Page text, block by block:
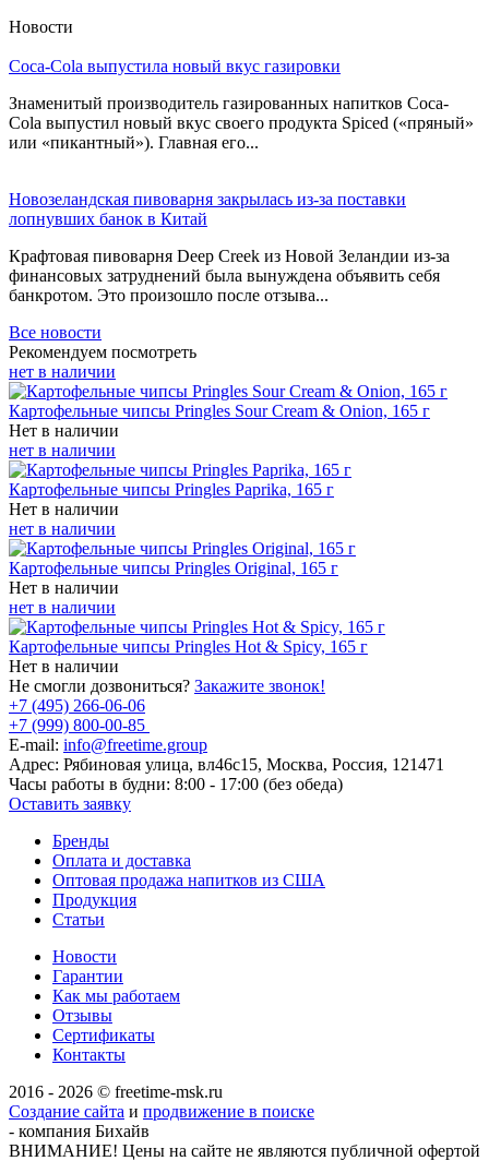
Новости
Coca-Cola выпустила новый вкус газировки
Знаменитый производитель газированных напитков Coca-
Cola выпустил новый вкус своего продукта Spiced («пряный»
или «пикантный»). Главная его...
Новозеландская пивоварня закрылась из-за поставки
лопнувших банок в Китай
Крафтовая пивоварня Deep Creek из Новой Зеландии из-за
финансовых затруднений была вынуждена объявить себя
банкротом. Это произошло после отзыва...
Все новости
Рекомендуем посмотреть
нет в наличии
Картофельные чипсы Pringles Sour Cream & Onion, 165 г
Нет в наличии
нет в наличии
Картофельные чипсы Pringles Paprika, 165 г
Нет в наличии
нет в наличии
Картофельные чипсы Pringles Original, 165 г
Нет в наличии
нет в наличии
Картофельные чипсы Pringles Hot & Spicy, 165 г
Нет в наличии
Не смогли дозвониться? Закажите звонок!
+7 (495) 266-06-06
+7 (999) 800-00-85
E-mail: info@freetime.group
Адрес: Рябиновая улица, вл46с15, Москва, Россия, 121471
Часы работы в будни: 8:00 - 17:00 (без обеда)
Оставить заявку
Бренды
Оплата и доставка
Оптовая продажа напитков из США
Продукция
Статьи
Новости
Гарантии
Как мы работаем
Отзывы
Сертификаты
Контакты
2016 - 2026 © freetime-msk.ru
Создание сайта и продвижение в поиске
- компания Бихайв
ВНИМАНИЕ! Цены на сайте не являются публичной офертой